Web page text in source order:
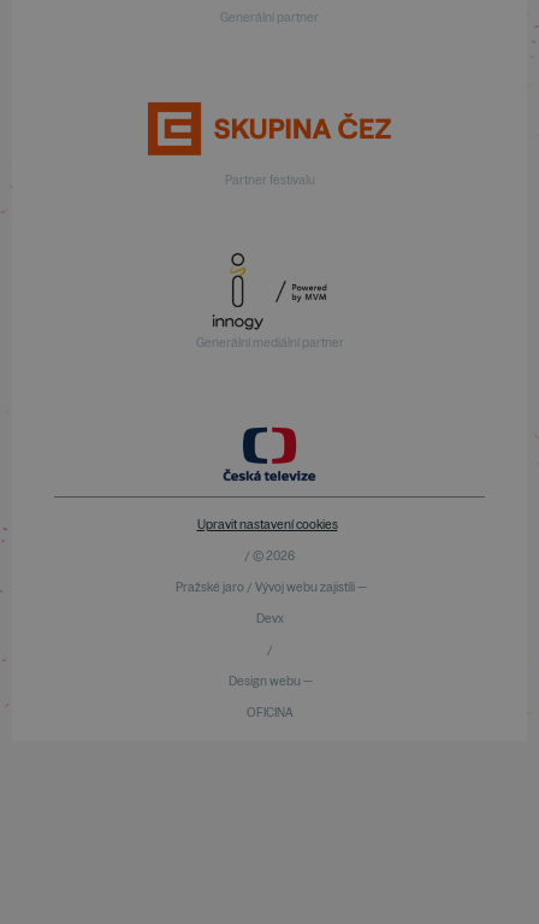
Generální partner
Partner festivalu
Generální mediální partner
Upravit nastavení cookies
/ © 2026
Pražské jaro / Vývoj webu zajistili —
Devx
/
Design webu —
OFICINA